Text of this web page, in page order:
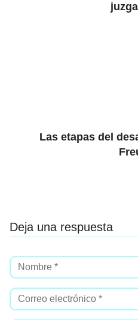
Las etapas del
Deja una respuesta